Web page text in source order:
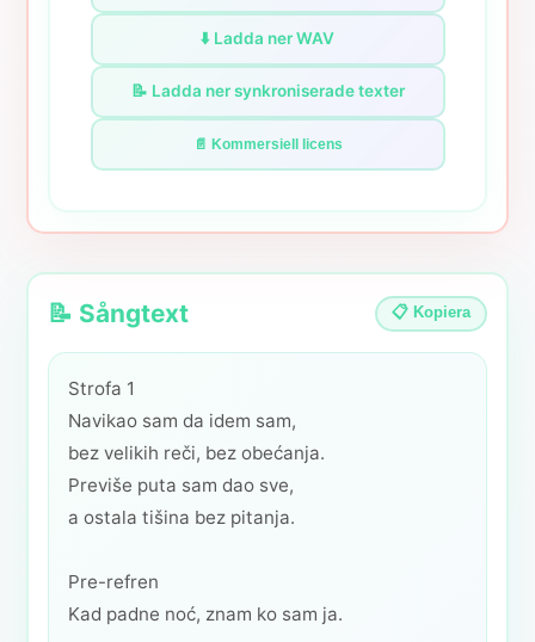
⬇️ Ladda ner WAV
📝 Ladda ner synkroniserade texter
📄 Kommersiell licens
📝 Sångtext 📋 Kopiera
Strofa 1
Navikao sam da idem sam,
bez velikih reči, bez obećanja.
Previše puta sam dao sve,
a ostala tišina bez pitanja.
Pre-refren
Kad padne noć, znam ko sam ja.